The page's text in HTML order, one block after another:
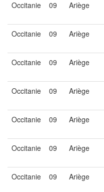
Occitanie 09 Ariège
Occitanie 09 Ariège
Occitanie 09 Ariège
Occitanie 09 Ariège
Occitanie 09 Ariège
Occitanie 09 Ariège
Occitanie 09 Ariège